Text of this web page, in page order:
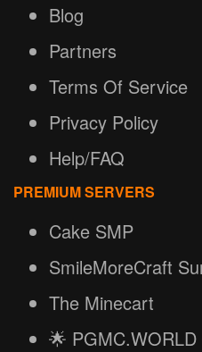
Blog
Partners
Terms Of Service
Privacy Policy
Help/FAQ
PREMIUM SERVERS
Cake SMP
SmileMoreCraft
The Minecart
🌟